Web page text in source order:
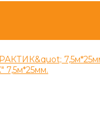
7,5м*25мм.